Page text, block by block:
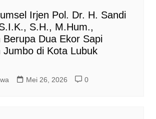
Irjen Pol. Dr. H. Sandi
S.H., M.Hum.,
Berupa Dua Ekor Sapi
Jumbo di Kota Lubuk
Mei 26, 2026 0